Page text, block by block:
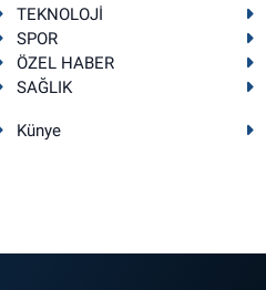
TEKNOLOJİ
SPOR
ÖZEL HABER
SAĞLIK
Künye